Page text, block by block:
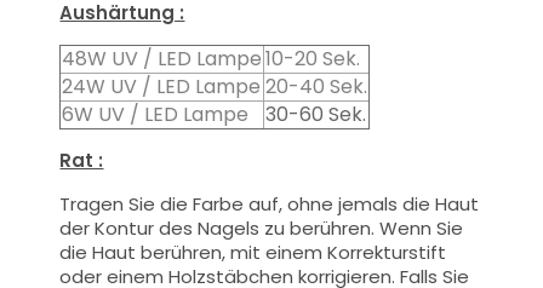
Aushärtung :
48W UV / LED Lampe10-20 Sek.
24W UV / LED Lampe 20-40 Sek.
6W UV / LED Lampe
30-60 Sek.
Rat :
Tragen Sie die Farbe auf, ohne jemals die Haut
der Kontur des Nagels zu berühren. Wenn Sie
die Haut berühren, mit einem Korrekturstift
oder einem Holzstäbchen korrigieren. Falls Sie